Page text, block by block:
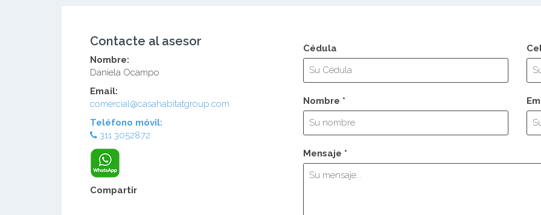
Contacte al asesor
Nombre:
Daniela Ocampo
Email:
comercial@casahabitatgroup.com
Teléfono móvil:
311 3052872
Compartir
Cédula
Nombre *
Mensaje *